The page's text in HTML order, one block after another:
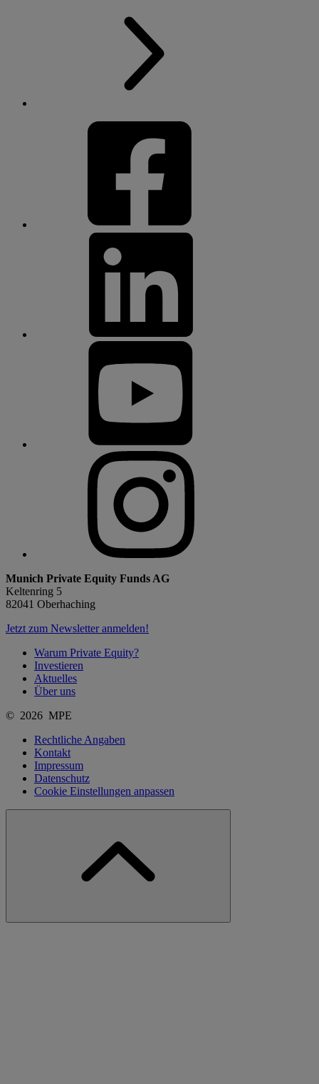
Munich Private Equity Funds AG
Keltenring 5
82041 Oberhaching
Jetzt zum Newsletter anmelden!
Warum Private Equity?
Investieren
Aktuelles
Über uns
© 2026 MPE
Rechtliche Angaben
Kontakt
Impressum
Datenschutz
Cookie Einstellungen anpassen